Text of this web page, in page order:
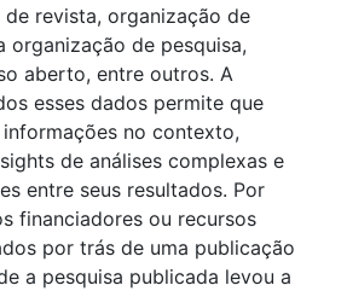
revista, organização de
organização de pesquisa,
aberto, entre outros. A
esses dados permite que
no contexto,
de análises complexas e
entre seus resultados. Por
financiadores ou recursos
por trás de uma publicação
a pesquisa publicada levou a